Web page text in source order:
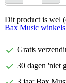
Dit product is wel
Bax Music winkels
Gratis
30 dagen 'niet
3 jaar Bax